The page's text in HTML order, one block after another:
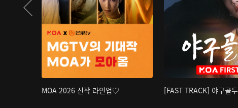
MOA 2026 신작 라인업♡ [FAST TRACK] 야구골두